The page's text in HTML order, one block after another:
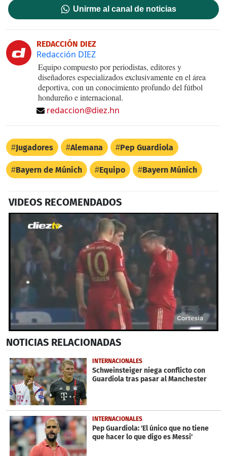
Unirme al canal de noticias
REDACCIÓN DIEZ
Redacción DIEZ
Equipo compuesto por periodistas, editores y
diseñadores especializados exclusivamente en el área
deportiva, con un conocimiento profundo del fútbol
hondureño e internacional.
redaccion@diez.hn
Jugadores Alemana Pep Guardiola
Bayern de Múnich Equipo Bayern Múnich
VIDEOS RECOMENDADOS
seconds
34
seconds
NOTICIAS RELACIONADAS
INTERNACIONALES
Schweinsteiger niega conflicto con
Guardiola tras pasar al Manchester
INTERNACIONALES
Pep Guardiola: 'El único que no tiene
que hacer lo que digo es Messi'